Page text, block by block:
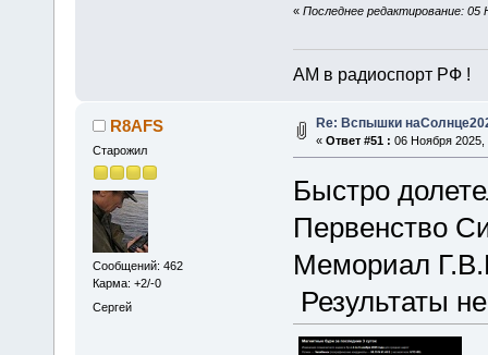
« Последнее редактирование: 05
АМ в радиоспорт РФ !
R8AFS
Старожил
Сообщений: 462
Карма: +2/-0
Сергей
Re: Вспышки
« Ответ #51 : 06 Ноября 2025,
Быстро
Первенство
Мемориал
Результаты